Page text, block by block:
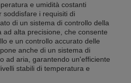
e umidità costanti
soddisfare i requisiti di
di un sistema di controllo della
alta precisione, che consente
e un controllo accurato delle
anche di un sistema di
ad aria, garantendo un'efficiente
stabili di temperatura e